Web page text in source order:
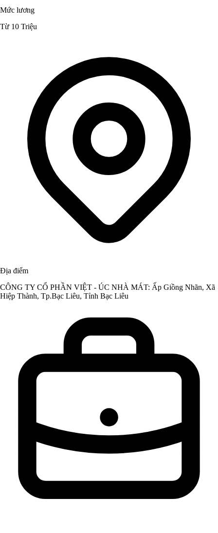
Mức lương
Từ 10 Triệu
Địa điểm
CÔNG TY CỔ PHẦN VIỆT - ÚC NHÀ MÁT: Ấp Giồng Nhãn, Xã
Hiệp Thành, Tp.Bạc Liêu, Tỉnh Bạc Liêu